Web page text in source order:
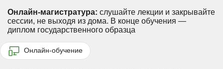
Онлайн-магистратура: слушайте лекции и закрывайте
сессии, не выходя из дома. В конце обучения —
диплом государственного образца
Онлайн-обучение